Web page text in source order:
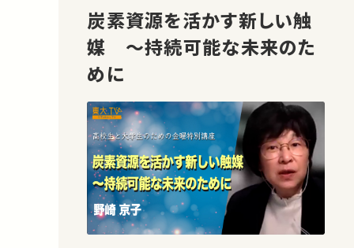
炭素資源を活かす新しい触
媒 ～持続可能な未来のた
めに